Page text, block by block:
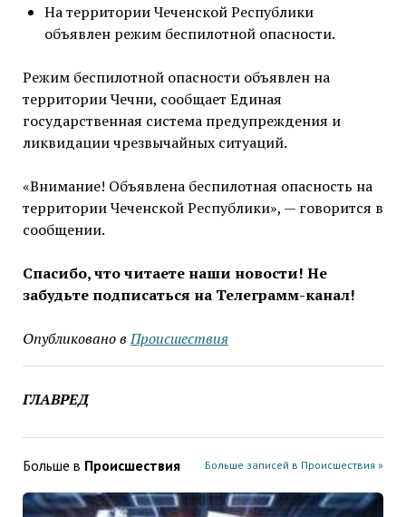
На территории Чеченской Республики
объявлен режим беспилотной опасности.
Режим беспилотной опасности объявлен на
территории Чечни, сообщает Единая
государственная система предупреждения и
ликвидации чрезвычайных ситуаций.
«Внимание! Объявлена беспилотная опасность на
территории Чеченской Республики», — говорится в
сообщении.
Спасибо, что читаете наши новости! Не
забудьте подписаться на Телеграмм-канал!
Опубликовано в Проиcшествия
ГЛАВРЕД
Больше в Проиcшествия Больше записей в Проиcшествия »